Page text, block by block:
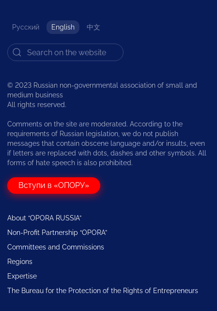
Русский English 中文
© 2023 Russian non-governmental association of small and
medium business
All rights reserved.
Comments on the site are moderated. According to the
requirements of Russian legislation, we do not publish
messages that contain obscene language and/or insults, even
if letters are replaced with dots, dashes and other symbols. All
forms of hate speech is also prohibited.
Вступи в «ОПОРУ»
About “OPORA RUSSIA”
Non-Profit Partnership “OPORA”
Committees and Commissions
Regions
Expertise
The Bureau for the Protection of the Rights of Entrepreneurs